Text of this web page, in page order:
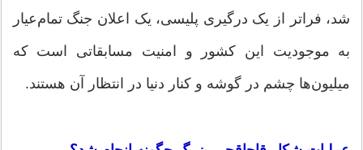
شد، فراتر از یک درگیری پلیسی، یک اعلان جنگ تمام‌عیار
به موجودیت این کشور و امنیت مسابقاتی است که
میلیون‌ها چشم در گوشه و کنار دنیا در انتظار آن هستند.